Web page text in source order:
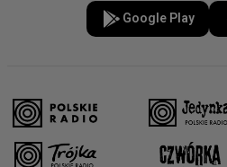
Google Play